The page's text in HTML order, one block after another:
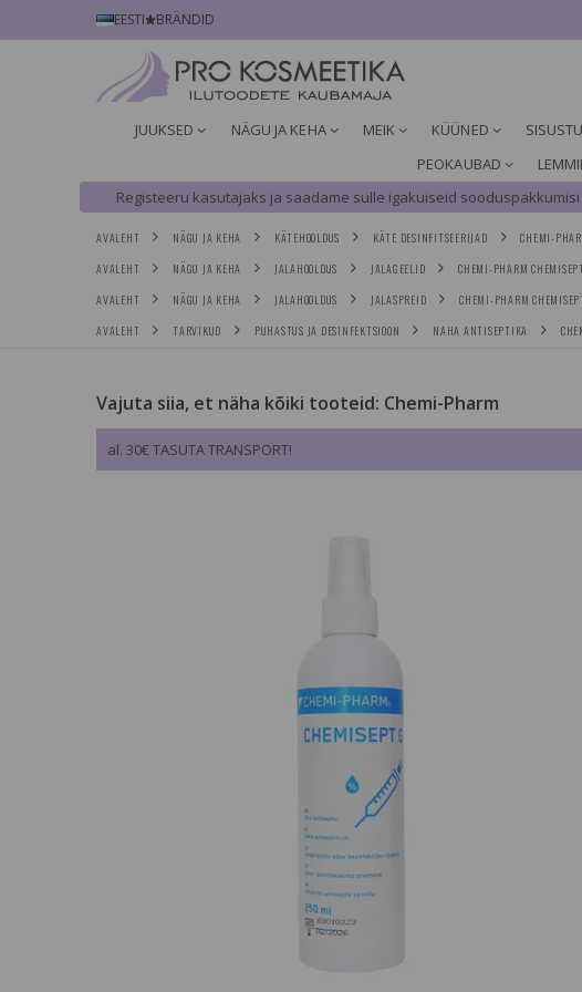
EESTI BRÄNDID
JUUKSED NÄGU JA KEHA MEIK KÜÜNED
PEOKAUBAD
Registeeru kasutajaks ja saadame sulle igakuiseid
AVALEHT NÄGU JA KEHA KÄTEHOOLDUS KÄTE DESINFITSEERIJAD
CHEMI-
AVALEHT
NÄGU JA KEHA JALAHOOLDUS JALAGEELID
CHEMI-PHARM
AVALEHT
NÄGU JA KEHA JALAHOOLDUS JALASPREID
CHEMI-PHARM
AVALEHT
TARVIKUD PUHASTUS JA DESINFEKTSIOON NAHA ANTISEPTIKA
Vajuta siia, et näha kõiki tooteid: Chemi-Pharm
al. 30€ TASUTA TRANSPORT!